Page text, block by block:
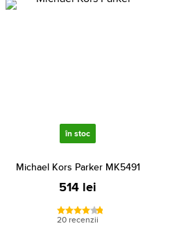
în stoc
Michael Kors Parker MK5491
514 lei
20 recenzii